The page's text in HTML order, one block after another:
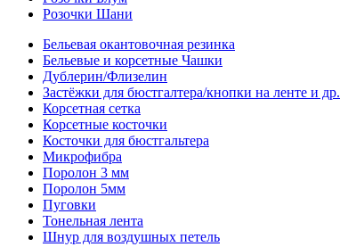
Розочки Шани
Бельевая окантовочная резинка
Бельевые и корсетные Чашки
Дублерин/Флизелин
Застёжки для бюстгалтера/кнопки на ленте и др.
Корсетная сетка
Корсетные косточки
Косточки для бюстгальтера
Микрофибра
Поролон 3 мм
Поролон 5мм
Пуговки
Тонельная лента
Шнур для воздушных петель